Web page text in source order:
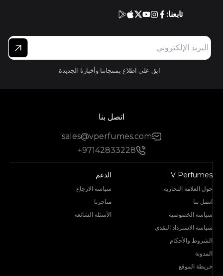
تابعنا:
ابق على اطلاع بمنتجاتنا وأخبارنا الجديدة
اتصل بنا
sales@vperfumes.com
+97142833228
V Perfumes
حول العلامة التجارية
اتصل بنا
سياسة الخصوصية
سياسة الاسترداد النقدي
الشروط والأحكام
المدونة
خريطة الموقع
الدعم
سياسة الارجاع
متاجرنا
الأسئلة الشائعة